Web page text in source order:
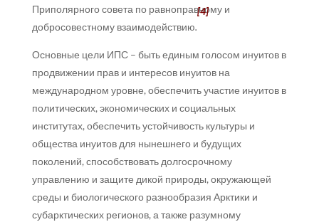
Приполярного совета по равноправному и
добросовестному взаимодействию.
[4]
Основные цели ИПС – быть единым голосом инуитов в
продвижении прав и интересов инуитов на
международном уровне, обеспечить участие инуитов в
политических, экономических и социальных
институтах, обеспечить устойчивость культуры и
общества инуитов для нынешнего и будущих
поколений, способствовать долгосрочному
управлению и защите дикой природы, окружающей
среды и биологического разнообразия Арктики и
субарктических регионов, а также разумному